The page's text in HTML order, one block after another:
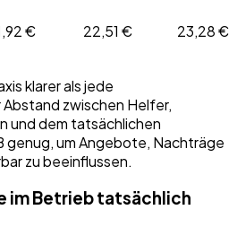
€ 22,51 € 23,28 €
klarer als jede
zwischen Helfer,
und dem tatsächlichen
genug, um Angebote, Nachträge
zu beeinflussen.
im Betrieb tatsächlich